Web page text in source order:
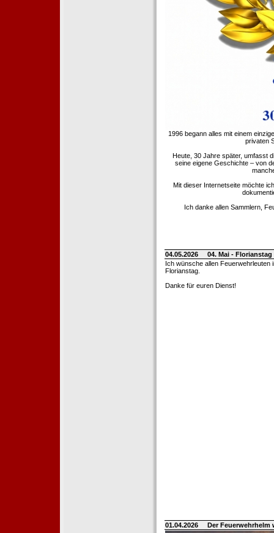
1996 begann alles mit einem
privaten
Heute, 30 Jahre später, umfasst
seine eigene Geschichte – von
Mit dieser Internetseite möchte
Ich danke allen Sammlern,
04.05.2026
04. Mai -
Ich wünsche allen Feuerwehrleuten
Florianstag.
Danke für euren Dienst!
01.04.2026 Der